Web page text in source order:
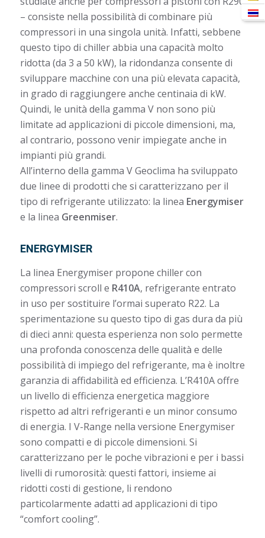
– consiste nella possibilità di combinare più
compressori in una singola unità. Infatti, sebbene
questo tipo di chiller abbia una capacità molto
ridotta (da 3 a 50 kW), la ridondanza consente di
sviluppare macchine con una più elevata capacità,
in grado di raggiungere anche centinaia di kW.
Quindi, le unità della gamma V non sono più
limitate ad applicazioni di piccole dimensioni, ma,
al contrario, possono venir impiegate anche in
impianti più grandi.
All’interno della gamma V Geoclima ha sviluppato
due linee di prodotti che si caratterizzano per il
tipo di refrigerante utilizzato: la linea Energymiser
e la linea Greenmiser.
ENERGYMISER
La linea Energymiser propone chiller con
compressori scroll e R410A, refrigerante entrato
in uso per sostituire l’ormai superato R22. La
sperimentazione su questo tipo di gas dura da più
di dieci anni: questa esperienza non solo permette
una profonda conoscenza delle qualità e delle
possibilità di impiego del refrigerante, ma è inoltre
garanzia di affidabilità ed efficienza. L’R410A offre
un livello di efficienza energetica maggiore
rispetto ad altri refrigeranti e un minor consumo
di energia. I V-Range nella versione Energymiser
sono compatti e di piccole dimensioni. Si
caratterizzano per le poche vibrazioni e per i bassi
livelli di rumorosità: questi fattori, insieme ai
ridotti costi di gestione, li rendono
particolarmente adatti ad applicazioni di tipo
“comfort cooling”.